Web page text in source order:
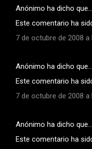
Anónimo ha dicho que…
Este comentario ha
7 de octubre de 2008 a
Anónimo ha dicho que…
Este comentario ha
7 de octubre de 2008 a
Anónimo ha dicho que…
Este comentario ha